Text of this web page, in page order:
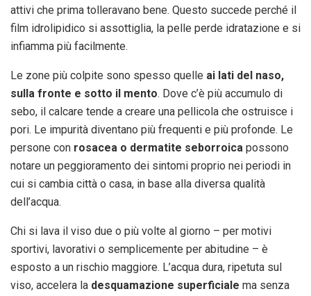
attivi che prima tolleravano bene. Questo succede perché il
film idrolipidico si assottiglia, la pelle perde idratazione e si
infiamma più facilmente.
Le zone più colpite sono spesso quelle ai lati del naso,
sulla fronte e sotto il mento. Dove c’è più accumulo di
sebo, il calcare tende a creare una pellicola che ostruisce i
pori. Le impurità diventano più frequenti e più profonde. Le
persone con rosacea o dermatite seborroica possono
notare un peggioramento dei sintomi proprio nei periodi in
cui si cambia città o casa, in base alla diversa qualità
dell’acqua.
Chi si lava il viso due o più volte al giorno – per motivi
sportivi, lavorativi o semplicemente per abitudine – è
esposto a un rischio maggiore. L’acqua dura, ripetuta sul
viso, accelera la desquamazione superficiale ma senza